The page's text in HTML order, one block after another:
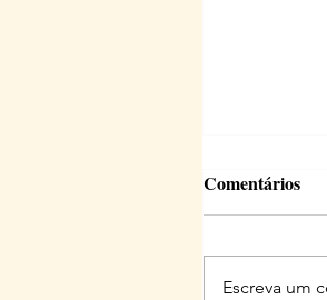
Comentários
Escreva um